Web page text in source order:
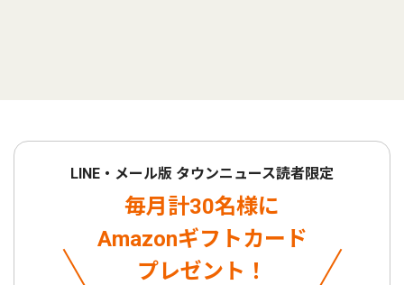
LINE・メール版 タウンニュース読者限定
毎月計30名様に
Amazonギフトカード
プレゼント！